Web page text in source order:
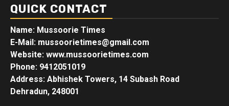
QUICK CONTACT
Name: Mussoorie Times
E-Mail: mussoorietimes@gmail.com
Website: www.mussoorietimes.com
Phone: 9412051019
Address: Abhishek Towers, 14 Subash Road
Dehradun, 248001